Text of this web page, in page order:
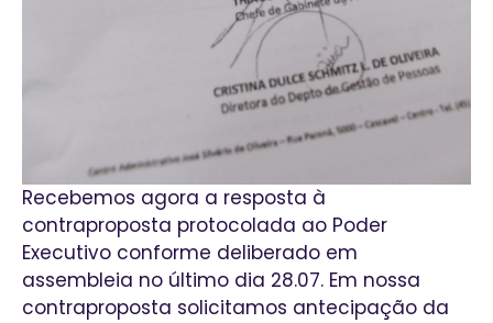
Recebemos agora a resposta à
contraproposta protocolada ao Poder
Executivo conforme deliberado em
assembleia no último dia 28.07. Em nossa
contraproposta solicitamos antecipação da